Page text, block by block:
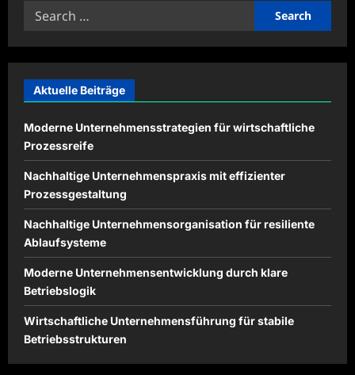
Search
Aktuelle Beiträge
Moderne Unternehmensstrategien für wirtschaftliche
Prozessreife
Nachhaltige Unternehmenspraxis mit effizienter
Prozessgestaltung
Nachhaltige Unternehmensorganisation für resiliente
Ablaufsysteme
Moderne Unternehmensentwicklung durch klare
Betriebslogik
Wirtschaftliche Unternehmensführung für stabile
Betriebsstrukturen